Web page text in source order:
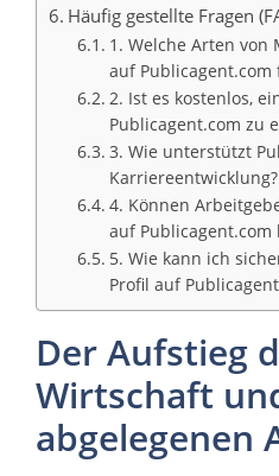
Häufig gestellte Fragen
1. Welche Arten von
auf Publicagent.com
2. Ist es kostenlos,
Publicagent.com zu
3. Wie unterstützt
Karriereentwicklung?
4. Können
auf Publicagent.com
5. Wie kann ich
Profil auf
Der Aufstieg
Wirtschaft
abgelegenen